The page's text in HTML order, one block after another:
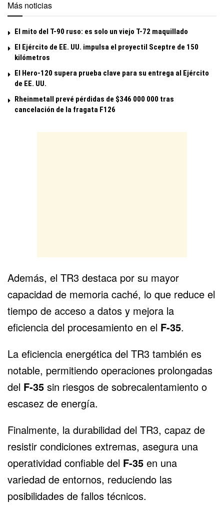
Más noticias
El mito del T-90 ruso: es solo un viejo T-72 maquillado
El Ejército de EE. UU. impulsa el proyectil Sceptre de 150
kilómetros
El Hero-120 supera prueba clave para su entrega al Ejército
de EE. UU.
Rheinmetall prevé pérdidas de $346 000 000 tras
cancelación de la fragata F126
Además, el TR3 destaca por su mayor
capacidad de memoria caché, lo que reduce el
tiempo de acceso a datos y mejora la
eficiencia del procesamiento en el F-35.
La eficiencia energética del TR3 también es
notable, permitiendo operaciones prolongadas
del F-35 sin riesgos de sobrecalentamiento o
escasez de energía.
Finalmente, la durabilidad del TR3, capaz de
resistir condiciones extremas, asegura una
operatividad confiable del F-35 en una
variedad de entornos, reduciendo las
posibilidades de fallos técnicos.